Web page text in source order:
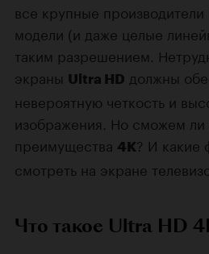
все крупные
модели (и даже целые
таким разрешением.
экраны Ultra HD должны
невероятную четкость и
изображения. Но сможем ли
преимущества 4K? И какие
смотреть на экране
Что такое Ultra HD